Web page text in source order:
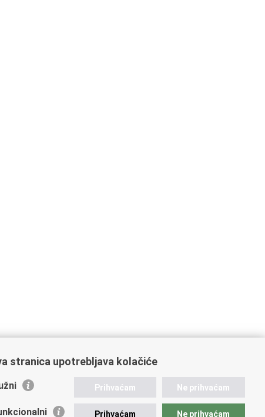
stranica upotrebljava kolačiće
Prihvaćam Ne prihvaćam
Prihvaćam Ne prihvaćam